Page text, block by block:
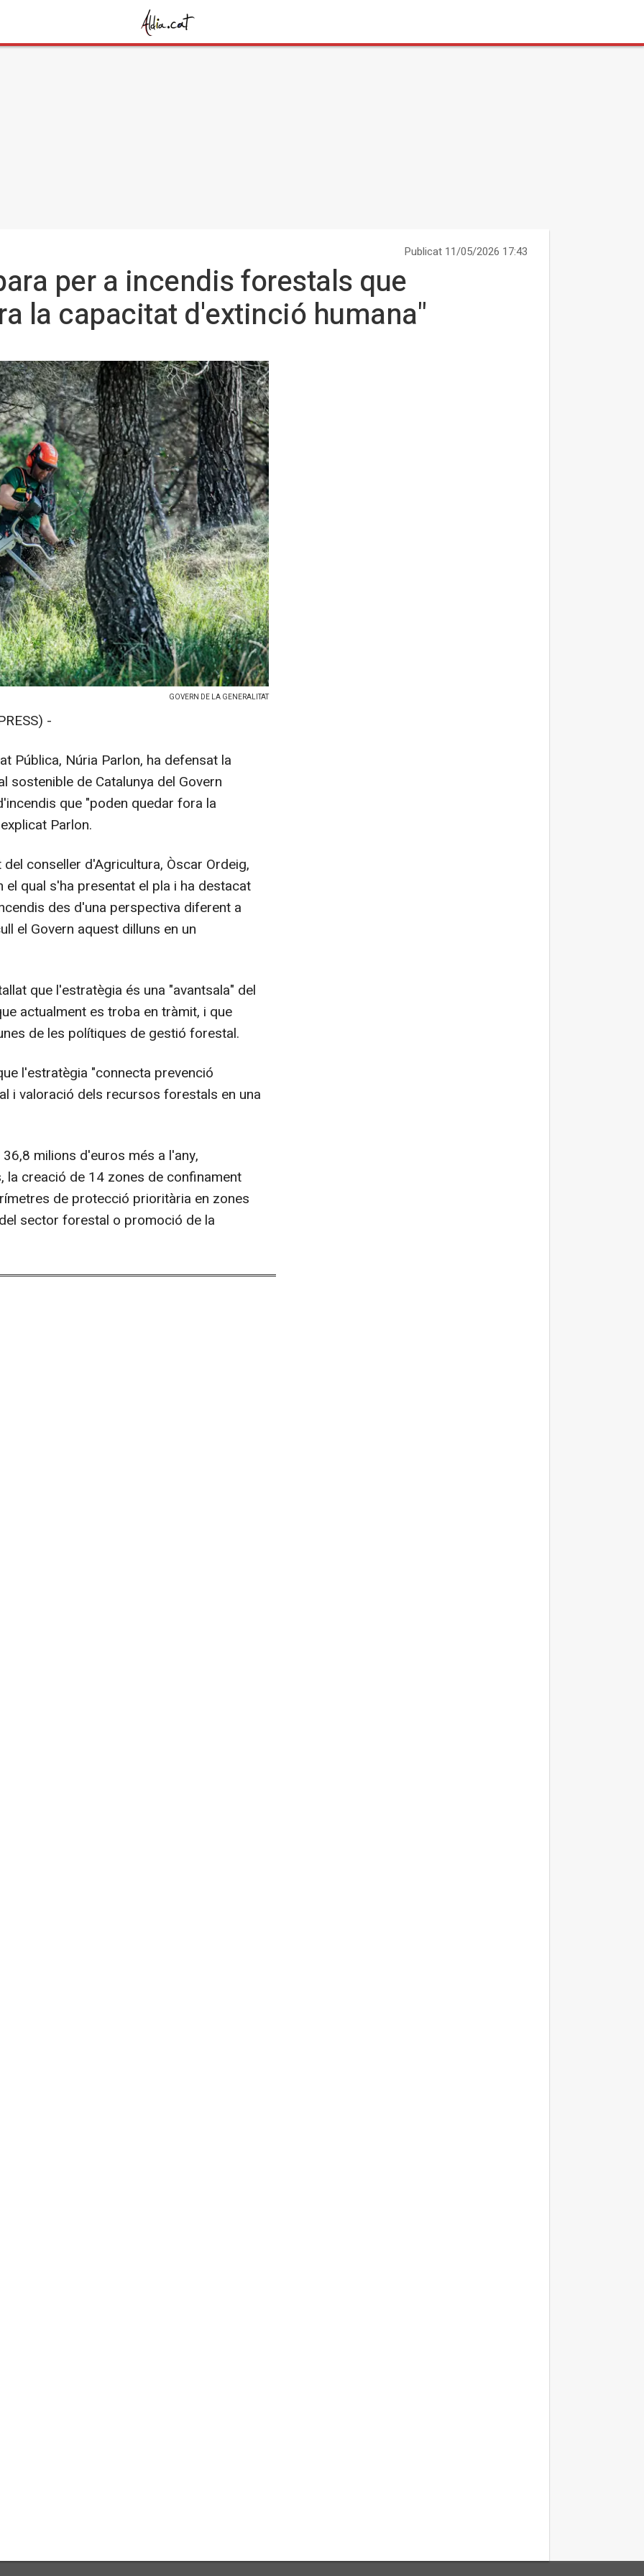
Publicat 11/05/2026 17:43
per a incendis forestals que
la capacitat d'extinció humana"
GOVERN DE LA GENERALITAT
-
Pública, Núria Parlon, ha defensat la
de Catalunya del Govern
que "poden quedar fora la
Parlon.
conseller d'Agricultura, Òscar Ordeig,
el qual s'ha presentat el pla i ha destacat
des d'una perspectiva diferent a
el Govern aquest dilluns en un
que l'estratègia és una "avantsala" del
actualment es troba en tràmit, i que
de les polítiques de gestió forestal.
l'estratègia "connecta prevenció
i valoració dels recursos forestals en una
milions d'euros més a l'any,
la creació de 14 zones de confinament
de protecció prioritària en zones
sector forestal o promoció de la